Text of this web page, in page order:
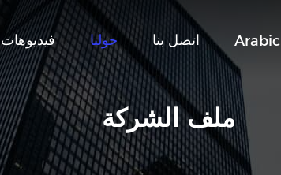
فيديوهات حولنا اتصل بنا Arabic
ملف الشركة